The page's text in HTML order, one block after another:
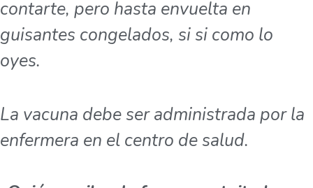
contarte, pero hasta envuelta en
guisantes congelados, si si como lo
oyes.
La vacuna debe ser administrada por la
enfermera en el centro de salud.